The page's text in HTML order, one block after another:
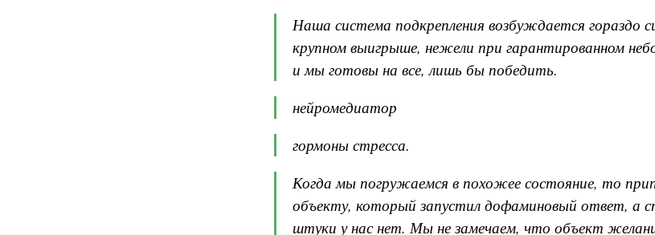
Наша система подкрепления возбуждается гораздо
крупном выигрыше, нежели при гарантированном
и мы готовы на все, лишь бы победить.
нейромедиатор
гормоны стресса.
Когда мы погружаемся в похожее состояние, то
объекту, который запустил дофаминовый ответ, а
штуки у нас нет. Мы не замечаем, что объект